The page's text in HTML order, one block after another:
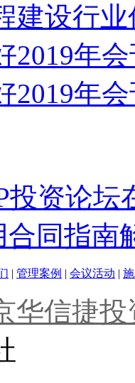
建设行
2019年
2019年
投资论坛
合同指
| 管理案例 | 会议活动 |
华信捷